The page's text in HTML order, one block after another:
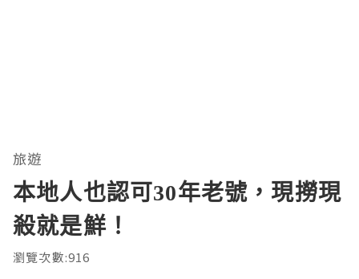
旅遊
本地人也認可30年老號，現撈現
殺就是鮮！
瀏覽次數:916